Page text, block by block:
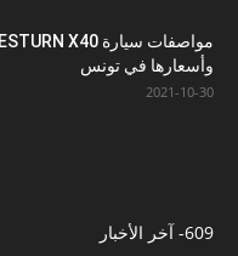
وأسعارها في تونس
2021-10-30
- آخر الأخبار609